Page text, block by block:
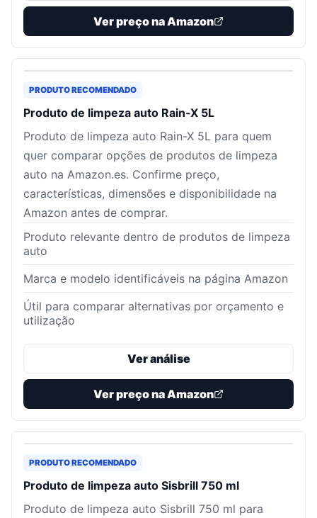
Ver preço na Amazon
PRODUTO RECOMENDADO
Produto de limpeza auto Rain-X 5L
Produto de limpeza auto Rain-X 5L para quem
quer comparar opções de produtos de limpeza
auto na Amazon.es. Confirme preço,
características, dimensões e disponibilidade na
Amazon antes de comprar.
Produto relevante dentro de produtos de limpeza
auto
Marca e modelo identificáveis na página Amazon
Útil para comparar alternativas por orçamento e
utilização
Ver análise
Ver preço na Amazon
PRODUTO RECOMENDADO
Produto de limpeza auto Sisbrill 750 ml
Produto de limpeza auto Sisbrill 750 ml para